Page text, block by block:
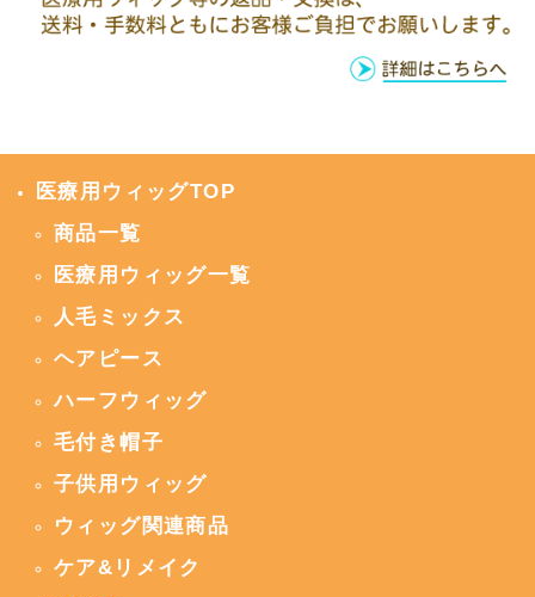
医療用ウィッグTOP
商品一覧
医療用ウィッグ一覧
人毛ミックス
ヘアピース
ハーフウィッグ
毛付き帽子
子供用ウィッグ
ウィッグ関連商品
ケア&リメイク